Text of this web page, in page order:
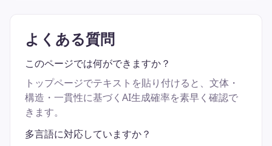
よくある質問
このページでは何ができますか？
トップページでテキストを貼り付けると、文体・
構造・一貫性に基づくAI生成確率を素早く確認で
きます。
多言語に対応していますか？